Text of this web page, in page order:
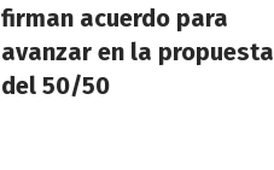
firman acuerdo para
avanzar en la propuesta
del 50/50